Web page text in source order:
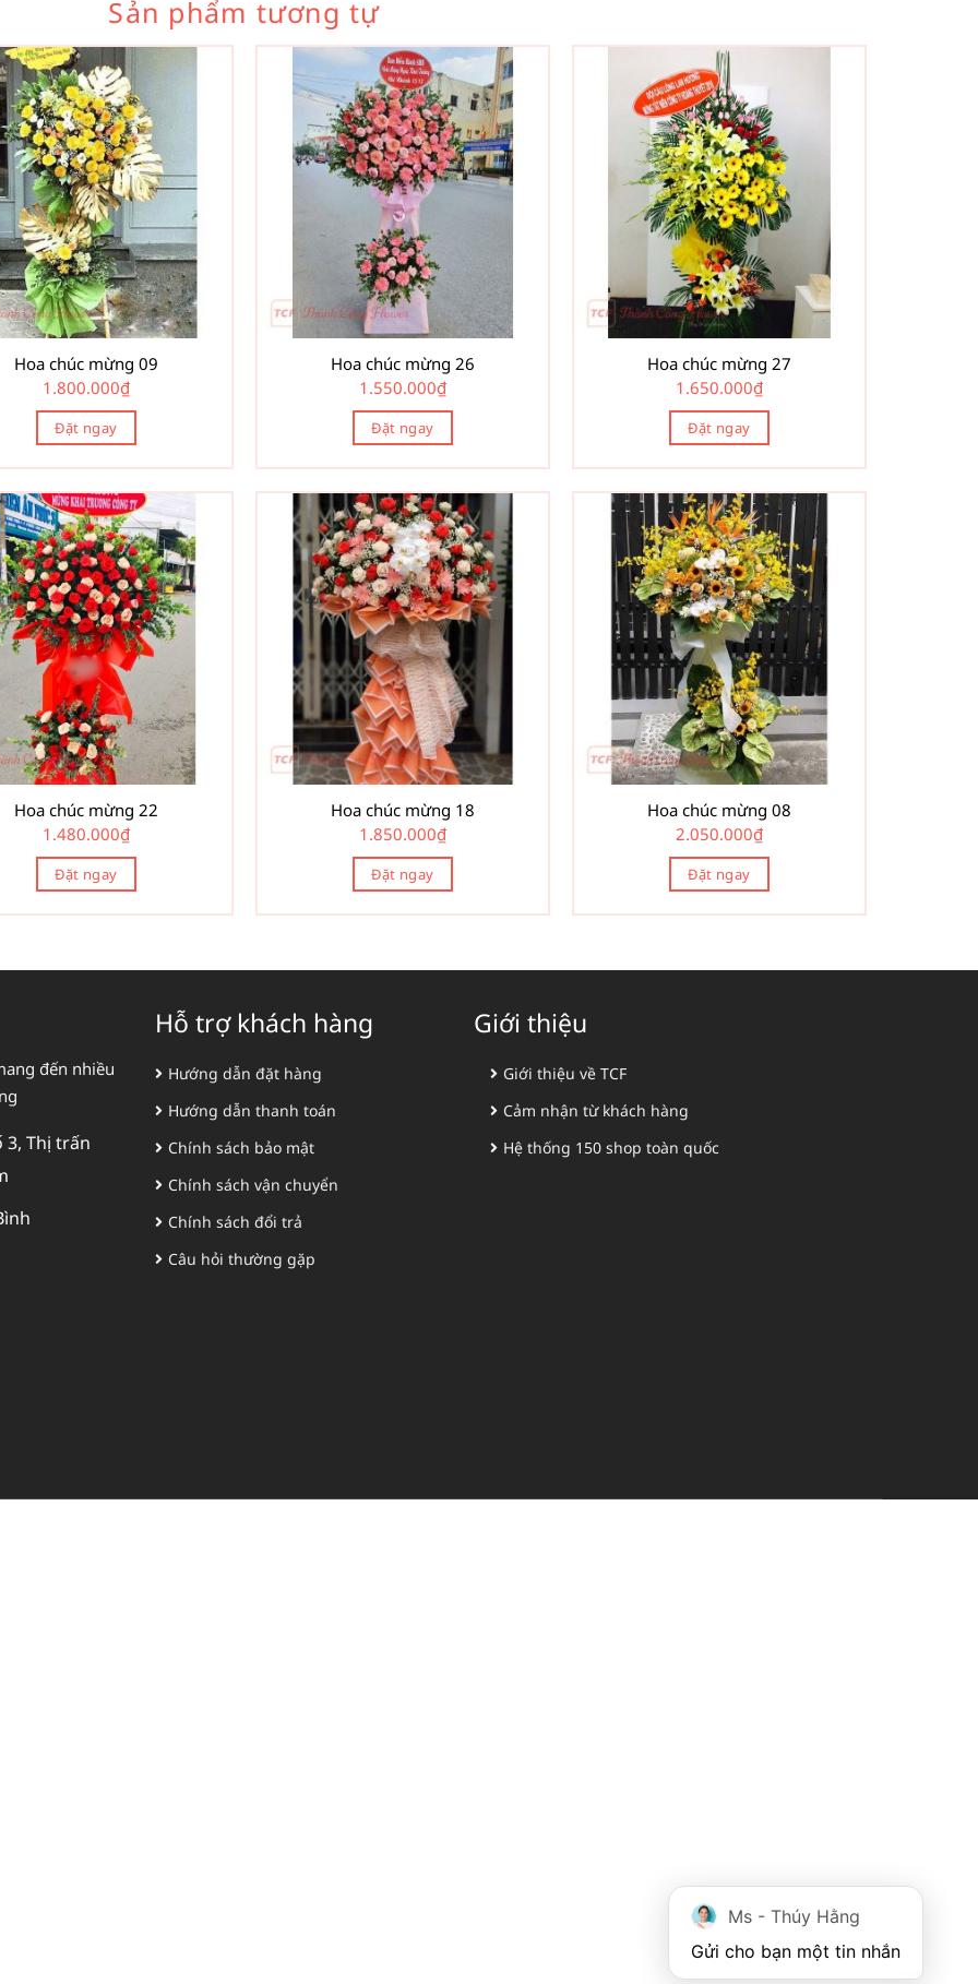
Sản phẩm tương tự
Hoa chúc mừng 09
1.800.000₫
Đặt ngay
Hoa chúc mừng 26
1.550.000₫
Đặt ngay
Hoa chúc mừng 27
1.650.000₫
Đặt ngay
Hoa chúc mừng 22
1.480.000₫
Đặt ngay
Hoa chúc mừng 18
1.850.000₫
Đặt ngay
Hoa chúc mừng 08
2.050.000₫
Đặt ngay
đến nhiều
3, Thị trấn
Hỗ trợ khách hàng
Hướng dẫn đặt hàng
Hướng dẫn thanh toán
Chính sách bảo mật
Chính sách vận chuyển
Chính sách đổi trả
Câu hỏi thường gặp
Giới thiệu
Giới thiệu về TCF
Cảm nhận từ khách hàng
Hệ thống 150 shop toàn quốc
Ms - Thúy Hằng
Gửi cho bạn một tin nhắn